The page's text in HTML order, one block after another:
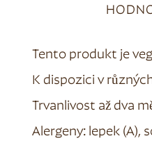
Tento produkt je
K dispozici v
Trvanlivost až dva
Alergeny: lepek (A),